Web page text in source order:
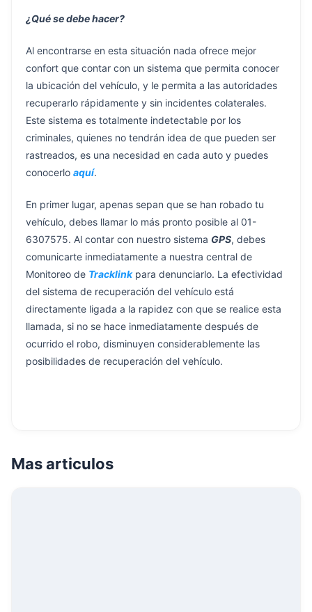
¿Qué se debe hacer?
Al encontrarse en esta situación nada ofrece mejor
confort que contar con un sistema que permita conocer
la ubicación del vehículo, y le permita a las autoridades
recuperarlo rápidamente y sin incidentes colaterales.
Este sistema es totalmente indetectable por los
criminales, quienes no tendrán idea de que pueden ser
rastreados, es una necesidad en cada auto y puedes
conocerlo aquí.
En primer lugar, apenas sepan que se han robado tu
vehículo, debes llamar lo más pronto posible al 01-
6307575. Al contar con nuestro sistema GPS, debes
comunicarte inmediatamente a nuestra central de
Monitoreo de Tracklinkpara denunciarlo. La efectividad
del sistema de recuperación del vehículo está
directamente ligada a la rapidez con que se realice esta
llamada, si no se hace inmediatamente después de
ocurrido el robo, disminuyen considerablemente las
posibilidades de recuperación del vehículo.
Mas articulos